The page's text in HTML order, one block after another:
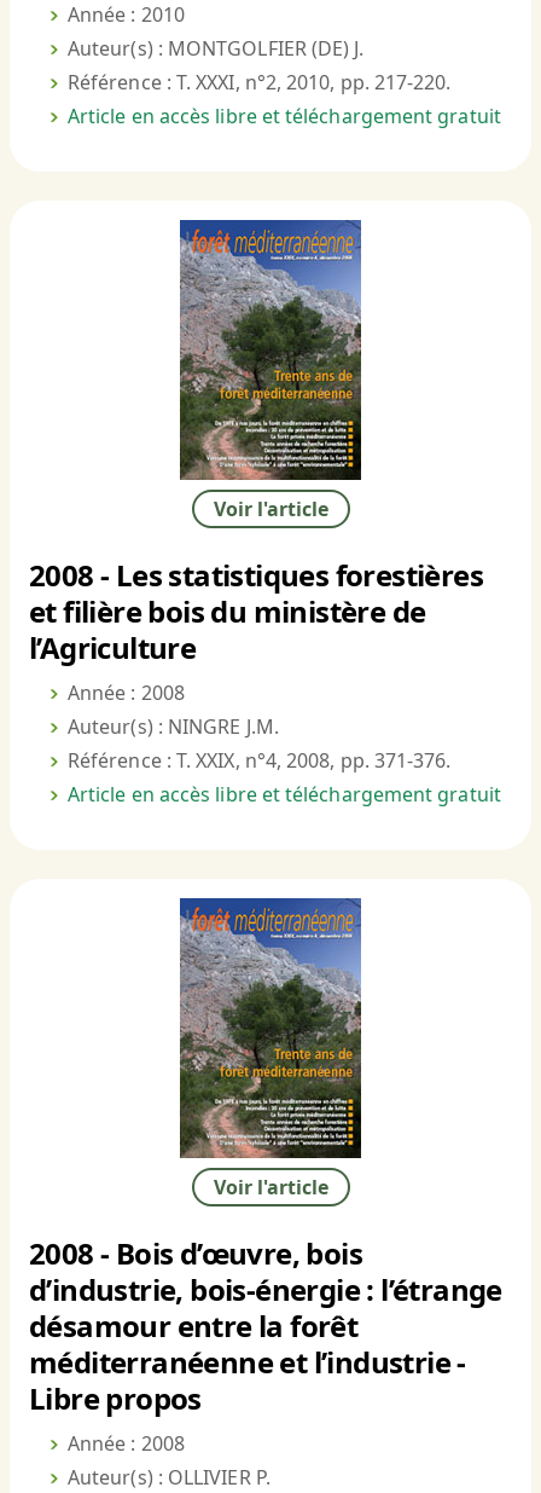
Année : 2010
Auteur(s) : MONTGOLFIER (DE) J.
Référence : T. XXXI, n°2, 2010, pp. 217-220.
Article en accès libre et téléchargement gratuit
Voir l'article
2008 - Les statistiques forestières
et filière bois du ministère de
l’Agriculture
Année : 2008
Auteur(s) : NINGRE J.M.
Référence : T. XXIX, n°4, 2008, pp. 371-376.
Article en accès libre et téléchargement gratuit
Voir l'article
2008 - Bois d’œuvre, bois
d’industrie, bois-énergie : l’étrange
désamour entre la forêt
méditerranéenne et l’industrie -
Libre propos
Année : 2008
Auteur(s) : OLLIVIER P.